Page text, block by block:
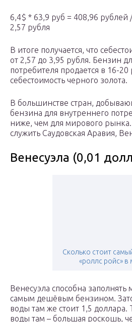
6,4$ * 63,9 руб = 408,96 рублей
2,57 рубля
В итоге получается, что
от 2,57 до 3,95 рубля. Бензин
потребителя продается в 16-
себестоимость черного золота.
В большинстве стран,
бензина для внутреннего
ниже, чем для мирового
служить Саудовская Аравия,
Венесуэла (0,01
Сколько стоит
«роллс ройс» в
Венесуэла способна
самым дешёвым бензином.
воды там же стоит 1,5 доллара.
воды там – большая роскошь,